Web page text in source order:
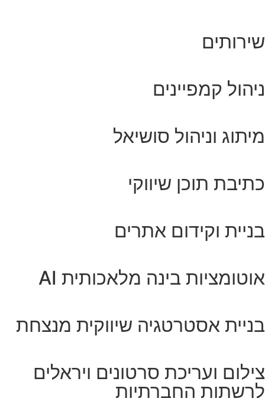
שירותים
ניהול קמפיינים
מיתוג וניהול סושיאל
כתיבת תוכן שיווקי
בניית וקידום אתרים
אוטומציות בינה מלאכותית AI
בניית אסטרטגיה שיווקית מנצחת
צילום ועריכת סרטונים ויראלים
לרשתות החברתיות